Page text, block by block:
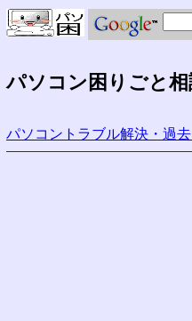
パソコン困りごと
パソコントラブル解決・過